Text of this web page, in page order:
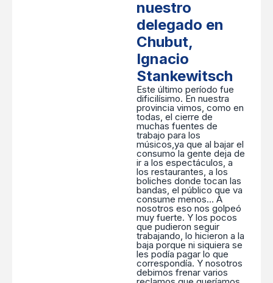
nuestro
delegado en
Chubut,
Ignacio
Stankewitsch
Este último período fue
dificilísimo. En nuestra
provincia vimos, como en
todas, el cierre de
muchas fuentes de
trabajo para los
músicos,ya que al bajar el
consumo la gente deja de
ir a los espectáculos, a
los restaurantes, a los
boliches donde tocan las
bandas, el público que va
consume menos… A
nosotros eso nos golpeó
muy fuerte. Y los pocos
que pudieron seguir
trabajando, lo hicieron a la
baja porque ni siquiera se
les podía pagar lo que
correspondía. Y nosotros
debimos frenar varios